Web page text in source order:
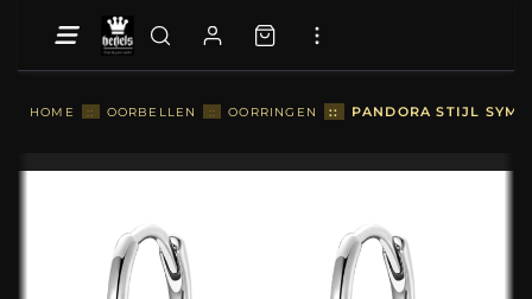
HOME :: OORBELLEN :: OORRINGEN :: PANDORA STIJL